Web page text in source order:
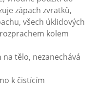
zápach zvratků,
všech úklidových
kolem
tělo, nezanechává
k čistícím